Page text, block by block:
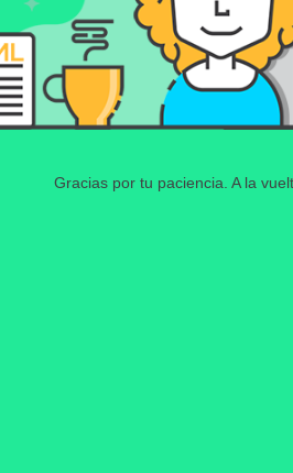
Gracias por tu paciencia. A la